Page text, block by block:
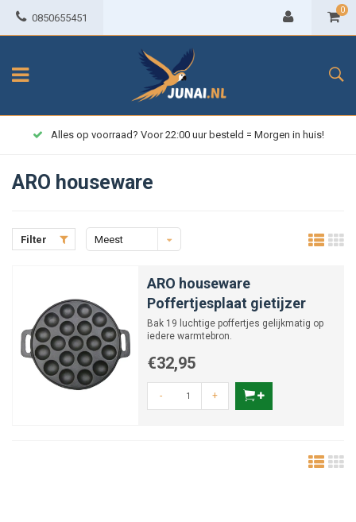
0850655451
0
Alles op voorraad? Voor 22:00 uur besteld = Morgen in huis!
ARO houseware
Filter
Meest
ARO houseware
Poffertjesplaat gietijzer
Bak 19 luchtige poffertjes gelijkmatig op
iedere warmtebron.
€32,95
- +